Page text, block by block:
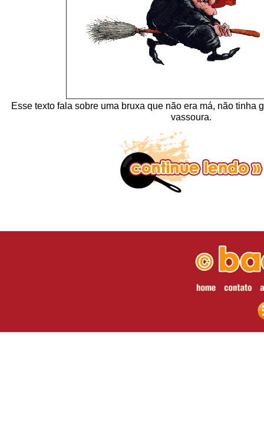
Esse texto fala sobre uma bruxa que não era má, não tinha
vassoura.